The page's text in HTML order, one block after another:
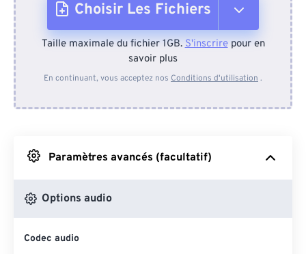
Choisir Les Fichiers
Depuis l'appareil
Depuis Google Drive
Depuis OneDrive
Taille maximale du fichier 1GB.S'inscrirepour en
savoir plus
En continuant, vous acceptez nos Conditions d'utilisation .
Paramètres avancés (facultatif)
Options audio
Codec audio